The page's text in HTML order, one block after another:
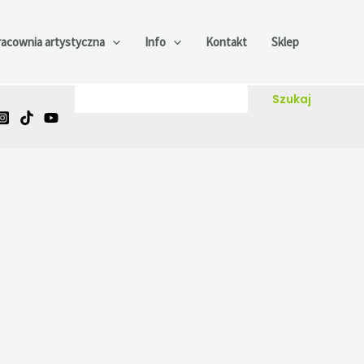
artystyczna Info Kontakt Sklep
Szukaj